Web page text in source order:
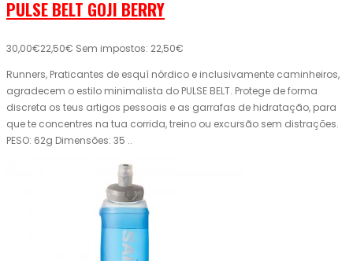
PULSE BELT GOJI BERRY
30,00€22,50€ Sem impostos: 22,50€
Runners, Praticantes de esquí nórdico e inclusivamente caminheiros,
agradecem o estilo minimalista do PULSE BELT. Protege de forma
discreta os teus artigos pessoais e as garrafas de hidratação, para
que te concentres na tua corrida, treino ou excursão sem distrações.
PESO: 62g Dimensões: 35 ..